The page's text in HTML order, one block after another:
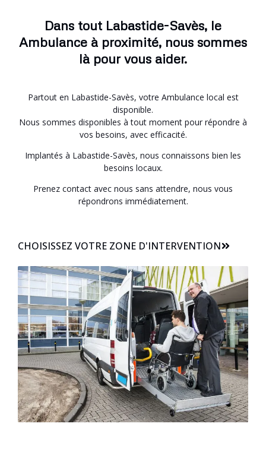
Dans tout Labastide-Savès, le
Ambulance à proximité, nous sommes
là pour vous aider.
Partout en Labastide-Savès, votre Ambulance local est
disponible.
Nous sommes disponibles à tout moment pour répondre à
vos besoins, avec efficacité.
Implantés à Labastide-Savès, nous connaissons bien les
besoins locaux.
Prenez contact avec nous sans attendre, nous vous
répondrons immédiatement.
CHOISISSEZ VOTRE ZONE D'INTERVENTION